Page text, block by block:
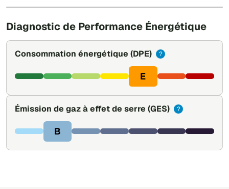
Diagnostic de Performance Énergétique
Consommation énergétique (DPE) ?
E
Émission de gaz à effet de serre (GES) ?
B